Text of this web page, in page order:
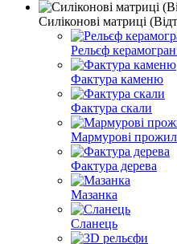
Силіконові матриці
Рельєф
Фактура каменю
Фактура скали
Мармурові
Фактура дерева
Мазанка
Сланець